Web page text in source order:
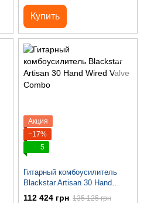
Купить
Акция
−17%
5
Гитарный комбоусилитель
Blackstar Artisan 30 Hand
Wired Valve Combo
112 424 грн 135 125 грн